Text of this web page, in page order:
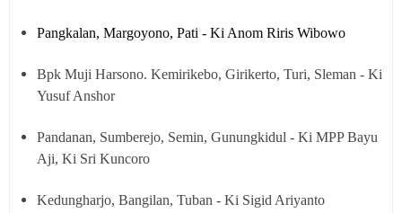
Pangkalan, Margoyono, Pati - Ki Anom Riris Wibowo
Bpk Muji Harsono. Kemirikebo, Girikerto, Turi, Sleman - Ki
Yusuf Anshor
Pandanan, Sumberejo, Semin, Gunungkidul - Ki MPP Bayu
Aji, Ki Sri Kuncoro
Kedungharjo, Bangilan, Tuban - Ki Sigid Ariyanto